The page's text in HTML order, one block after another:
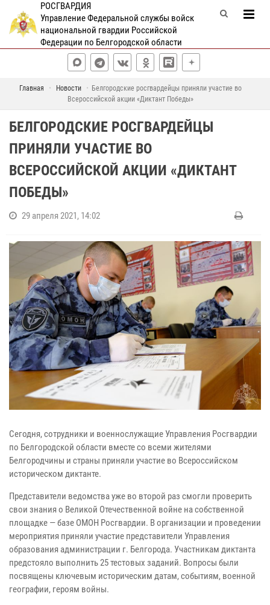
РОСГВАРДИЯ
Управление Федеральной службы войск
национальной гвардии Российской
Федерации по Белгородской области
Главная Новости
Белгородские росгвардейцы приняли участие во
Всероссийской акции «Диктант Победы»
БЕЛГОРОДСКИЕ РОСГВАРДЕЙЦЫ
ПРИНЯЛИ УЧАСТИЕ ВО
ВСЕРОССИЙСКОЙ АКЦИИ «ДИКТАНТ
ПОБЕДЫ»
29 апреля 2021, 14:02
Сегодня, сотрудники и военнослужащие Управления Росгвардии
по Белгородской области вместе со всеми жителями
Белгородчины и страны приняли участие во Всероссийском
историческом диктанте.
Представители ведомства уже во второй раз смогли проверить
свои знания о Великой Отечественной войне на собственной
площадке — базе ОМОН Росгвардии. В организации и проведении
мероприятия приняли участие представители Управления
образования администрации г. Белгорода. Участникам диктанта
предстояло выполнить 25 тестовых заданий. Вопросы были
посвящены ключевым историческим датам, событиям, военной
географии, героям войны.